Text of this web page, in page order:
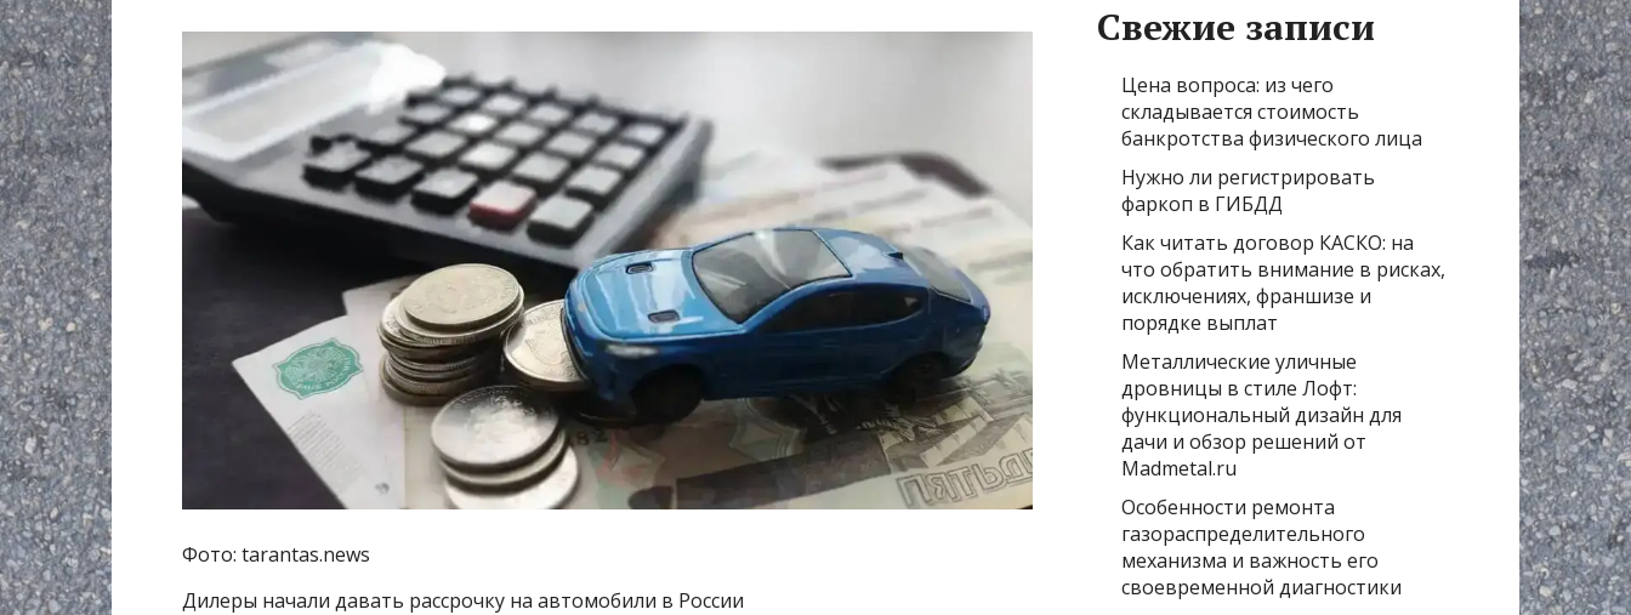
Фото: tarantas.news
Дилеры начали давать рассрочку на автомобили в России
Свежие записи
Цена вопроса: из чего
складывается стоимость
банкротства физического лица
Нужно ли регистрировать
фаркоп в ГИБДД
Как читать договор КАСКО: на
что обратить внимание в рисках,
исключениях, франшизе и
порядке выплат
Металлические уличные
дровницы в стиле Лофт:
функциональный дизайн для
дачи и обзор решений от
Madmetal.ru
Особенности ремонта
газораспределительного
механизма и важность его
своевременной диагностики